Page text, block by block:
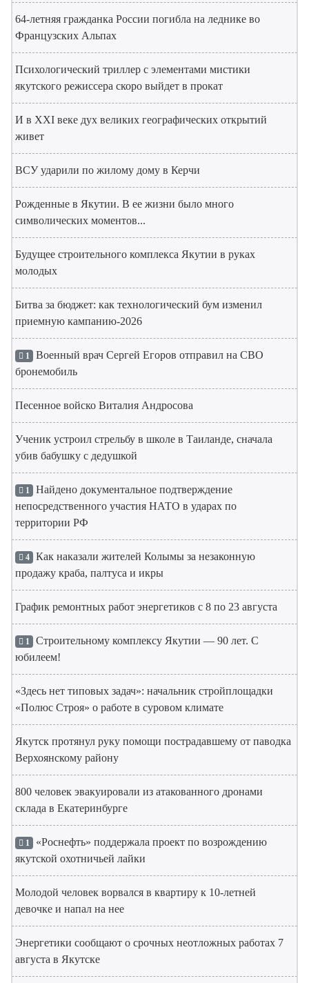
64-летняя гражданка России погибла на леднике во
Французских Альпах
Психологический триллер с элементами мистики
якутского режиссера скоро выйдет в прокат
И в XXI веке дух великих географических открытий
живет
ВСУ ударили по жилому дому в Керчи
Рожденные в Якутии. В ее жизни было много
символических моментов...
Будущее строительного комплекса Якутии в руках
молодых
Битва за бюджет: как технологический бум изменил
приемную кампанию-2026
1 Военный врач Сергей Егоров отправил на СВО
бронемобиль
Песенное войско Виталия Андросова
Ученик устроил стрельбу в школе в Таиланде, сначала
убив бабушку с дедушкой
1 Найдено документальное подтверждение
непосредственного участия НАТО в ударах по
территории РФ
4 Как наказали жителей Колымы за незаконную
продажу краба, палтуса и икры
График ремонтных работ энергетиков с 8 по 23 августа
1 Строительному комплексу Якутии — 90 лет. С
юбилеем!
«Здесь нет типовых задач»: начальник стройплощадки
«Полюс Строя» о работе в суровом климате
Якутск протянул руку помощи пострадавшему от паводка
Верхоянскому району
800 человек эвакуировали из атакованного дронами
склада в Екатеринбурге
1 «Роснефть» поддержала проект по возрождению
якутской охотничьей лайки
Молодой человек ворвался в квартиру к 10-летней
девочке и напал на нее
Энергетики сообщают о срочных неотложных работах 7
августа в Якутске